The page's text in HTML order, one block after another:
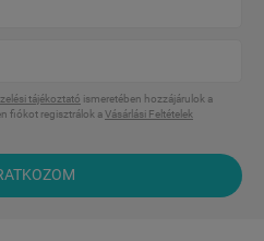
tájékoztató ismeretében hozzájárulok a
fiókot regisztrálok aVásárlási Feltételek